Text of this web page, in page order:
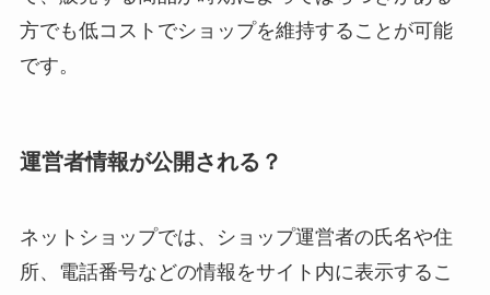
方でも低コストでショップを維持することが可能
です。
運営者情報が公開される？
ネットショップでは、ショップ運営者の氏名や住
所、電話番号などの情報をサイト内に表示するこ